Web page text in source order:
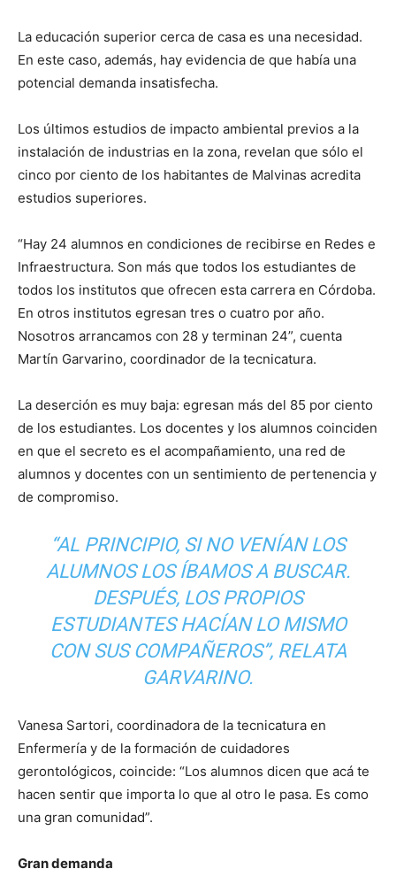
La educación superior cerca de casa es una necesidad.
En este caso, además, hay evidencia de que había una
potencial demanda insatisfecha.
Los últimos estudios de impacto ambiental previos a la
instalación de industrias en la zona, revelan que sólo el
cinco por ciento de los habitantes de Malvinas acredita
estudios superiores.
“Hay 24 alumnos en condiciones de recibirse en Redes e
Infraestructura. Son más que todos los estudiantes de
todos los institutos que ofrecen esta carrera en Córdoba.
En otros institutos egresan tres o cuatro por año.
Nosotros arrancamos con 28 y terminan 24”, cuenta
Martín Garvarino, coordinador de la tecnicatura.
La deserción es muy baja: egresan más del 85 por ciento
de los estudiantes. Los docentes y los alumnos coinciden
en que el secreto es el acompañamiento, una red de
alumnos y docentes con un sentimiento de pertenencia y
de compromiso.
“AL PRINCIPIO, SI NO VENÍAN LOS
ALUMNOS LOS ÍBAMOS A BUSCAR.
DESPUÉS, LOS PROPIOS
ESTUDIANTES HACÍAN LO MISMO
CON SUS COMPAÑEROS”, RELATA
GARVARINO.
Vanesa Sartori, coordinadora de la tecnicatura en
Enfermería y de la formación de cuidadores
gerontológicos, coincide: “Los alumnos dicen que acá te
hacen sentir que importa lo que al otro le pasa. Es como
una gran comunidad”.
Gran demanda